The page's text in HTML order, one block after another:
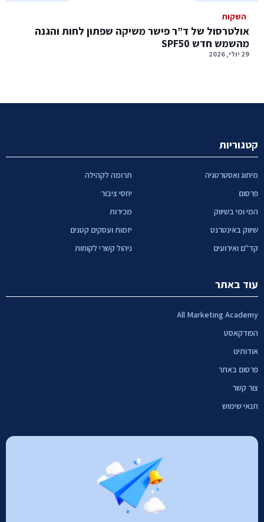
השקות
אולטרסול של ד”ר פישר משיקה שפתון לחות והגנה
מהשמש חדש SPF50
29 יולי, 2026
קטגוריות
מיתוג ואסטרטגיה
פרסום
המי ומי בשיווק
שיווק באינטרנט
קד"ם ואירועים
תרומה לקהילה
יחסי ציבור
מכירות
יזמות ועסקים קטנים
ניהול קשרי לקוחות
עוד באתר
All Marketing Academy
הפודקאסט
אודותינו
פרסום באתר
צור קשר
תנאי שימוש